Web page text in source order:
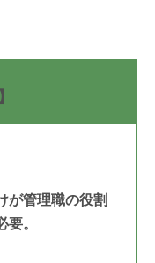
が管理職の役割
。